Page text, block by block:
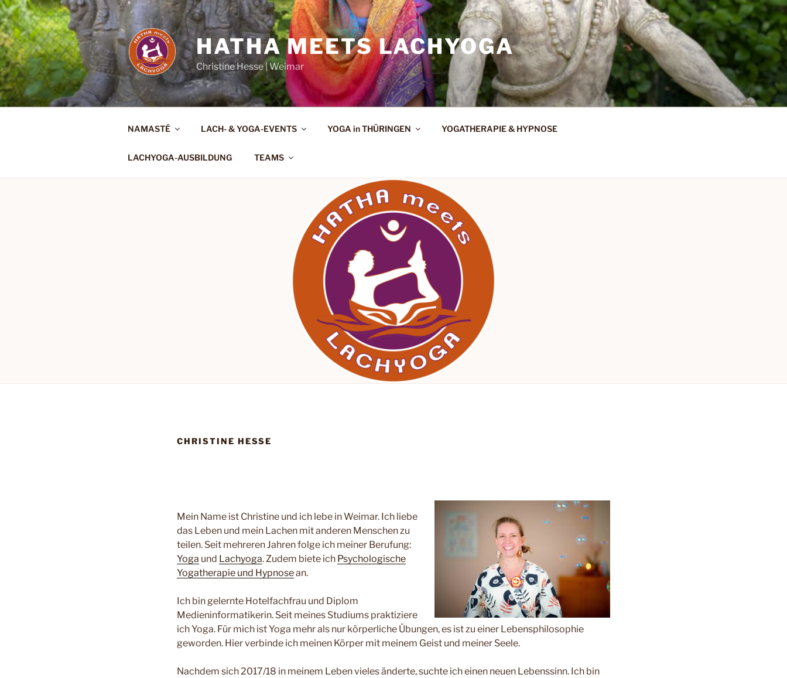
Zum
Inhalt
springen
HATHA MEETS LACHYOGA
Christine Hesse | Weimar
NAMASTÉ LACH- & YOGA-EVENTS YOGA in THÜRINGEN YOGATHERAPIE & HYPNOSE
LACHYOGA-AUSBILDUNG TEAMS
CHRISTINE HESSE
Mein Name ist Christine und ich lebe in Weimar. Ich liebe
das Leben und mein Lachen mit anderen Menschen zu
teilen. Seit mehreren Jahren folge ich meiner Berufung:
Yoga und Lachyoga. Zudem biete ich Psychologische
Yogatherapie und Hypnosean.
Ich bin gelernte Hotelfachfrau und Diplom
Medieninformatikerin. Seit meines Studiums praktiziere
ich Yoga. Für mich ist Yoga mehr als nur körperliche Übungen, es ist zu einer Lebensphilosophie
geworden. Hier verbinde ich meinen Körper mit meinem Geist und meiner Seele.
Nachdem sich 2017/18 in meinem Leben vieles änderte, suchte ich einen neuen Lebenssinn. Ich bin